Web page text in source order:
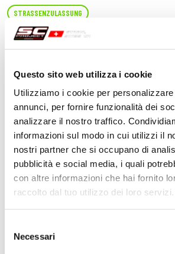
Questo sito web utilizza i cookie
Utilizziamo i cookie per
annunci, per fornire funzionalità dei
analizzare il nostro traffico.
informazioni sul modo in cui utilizzi il
nostri partner che si occupano di
pubblicità e social media, i quali
con altre informazioni che hai fornito
raccolto dal tuo utilizzo dei loro servizi.
delNecessari
STRASSENZULASSUNG
Titan Oval
550,00 CHF